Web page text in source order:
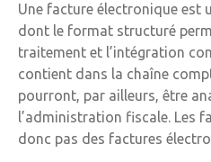
Une facture électronique est
dont le format structuré
traitement et l’intégration
contient dans la chaîne
pourront, par ailleurs, être
l’administration fiscale. Les
donc pas des factures